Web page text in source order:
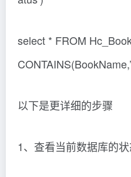
select * FROM
以下是更详细的步骤
1、查看当前数据库的